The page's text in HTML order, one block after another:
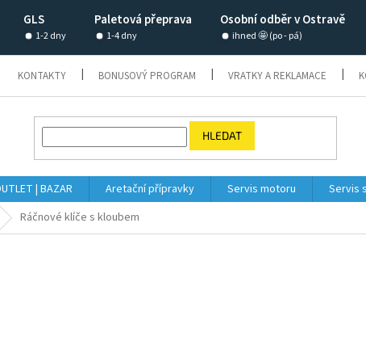
GLS Paletová přeprava Osobní odběr v Ostravě
1-2 dny 1-4 dny ihned 🤩 (po - pá)
KONTAKTY BONUSOVÝ PROGRAM VRATKY A REKLAMACE
HLEDAT
| BAZAR Aretační přípravky Servis motoru Servis
Ráčnové klíče s kloubem